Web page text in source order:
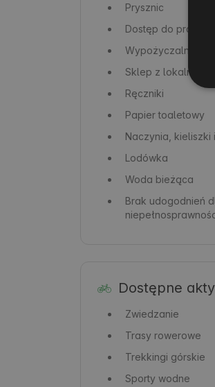
Prysznic
Dostęp do prądu
Wypożyczalnia
Sklep z lokalnymi
Ręczniki
Papier toaletowy
Naczynia, kieliszki
Lodówka
Woda bieżąca
Brak udogodnień
Dostępne
Zwiedzanie
Trasy rowerowe
Trekkingi górskie
Sporty wodne